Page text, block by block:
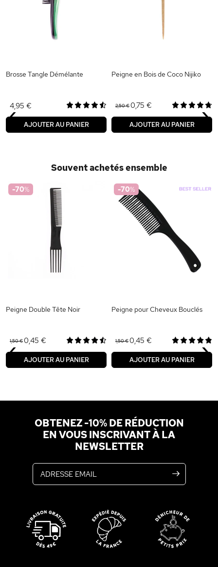
Brosse Tangle Démélante
4,95 €
AJOUTER AU PANIER
Peigne en Bois de Coco Nijiko
2,50 €0,75 €
AJOUTER AU PANIER
‹ ›
Souvent achetés ensemble
-70%
Peigne Double Tête Noir
1,50 €0,45 €
AJOUTER AU PANIER
-70%
Peigne pour Cheveux Bouclés
1,50 €0,45 €
AJOUTER AU PANIER
‹ ›
OBTENEZ -10% DE RÉDUCTION
EN VOUS INSCRIVANT À LA
NEWSLETTER